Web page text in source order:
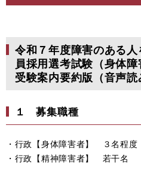
令和７年度障害のある
員採用選考試験（身体
受験案内要約版（音声読
１ 募集職種
・行政【身体障害者】 ３名程度
・行政【精神障害者】 若干名